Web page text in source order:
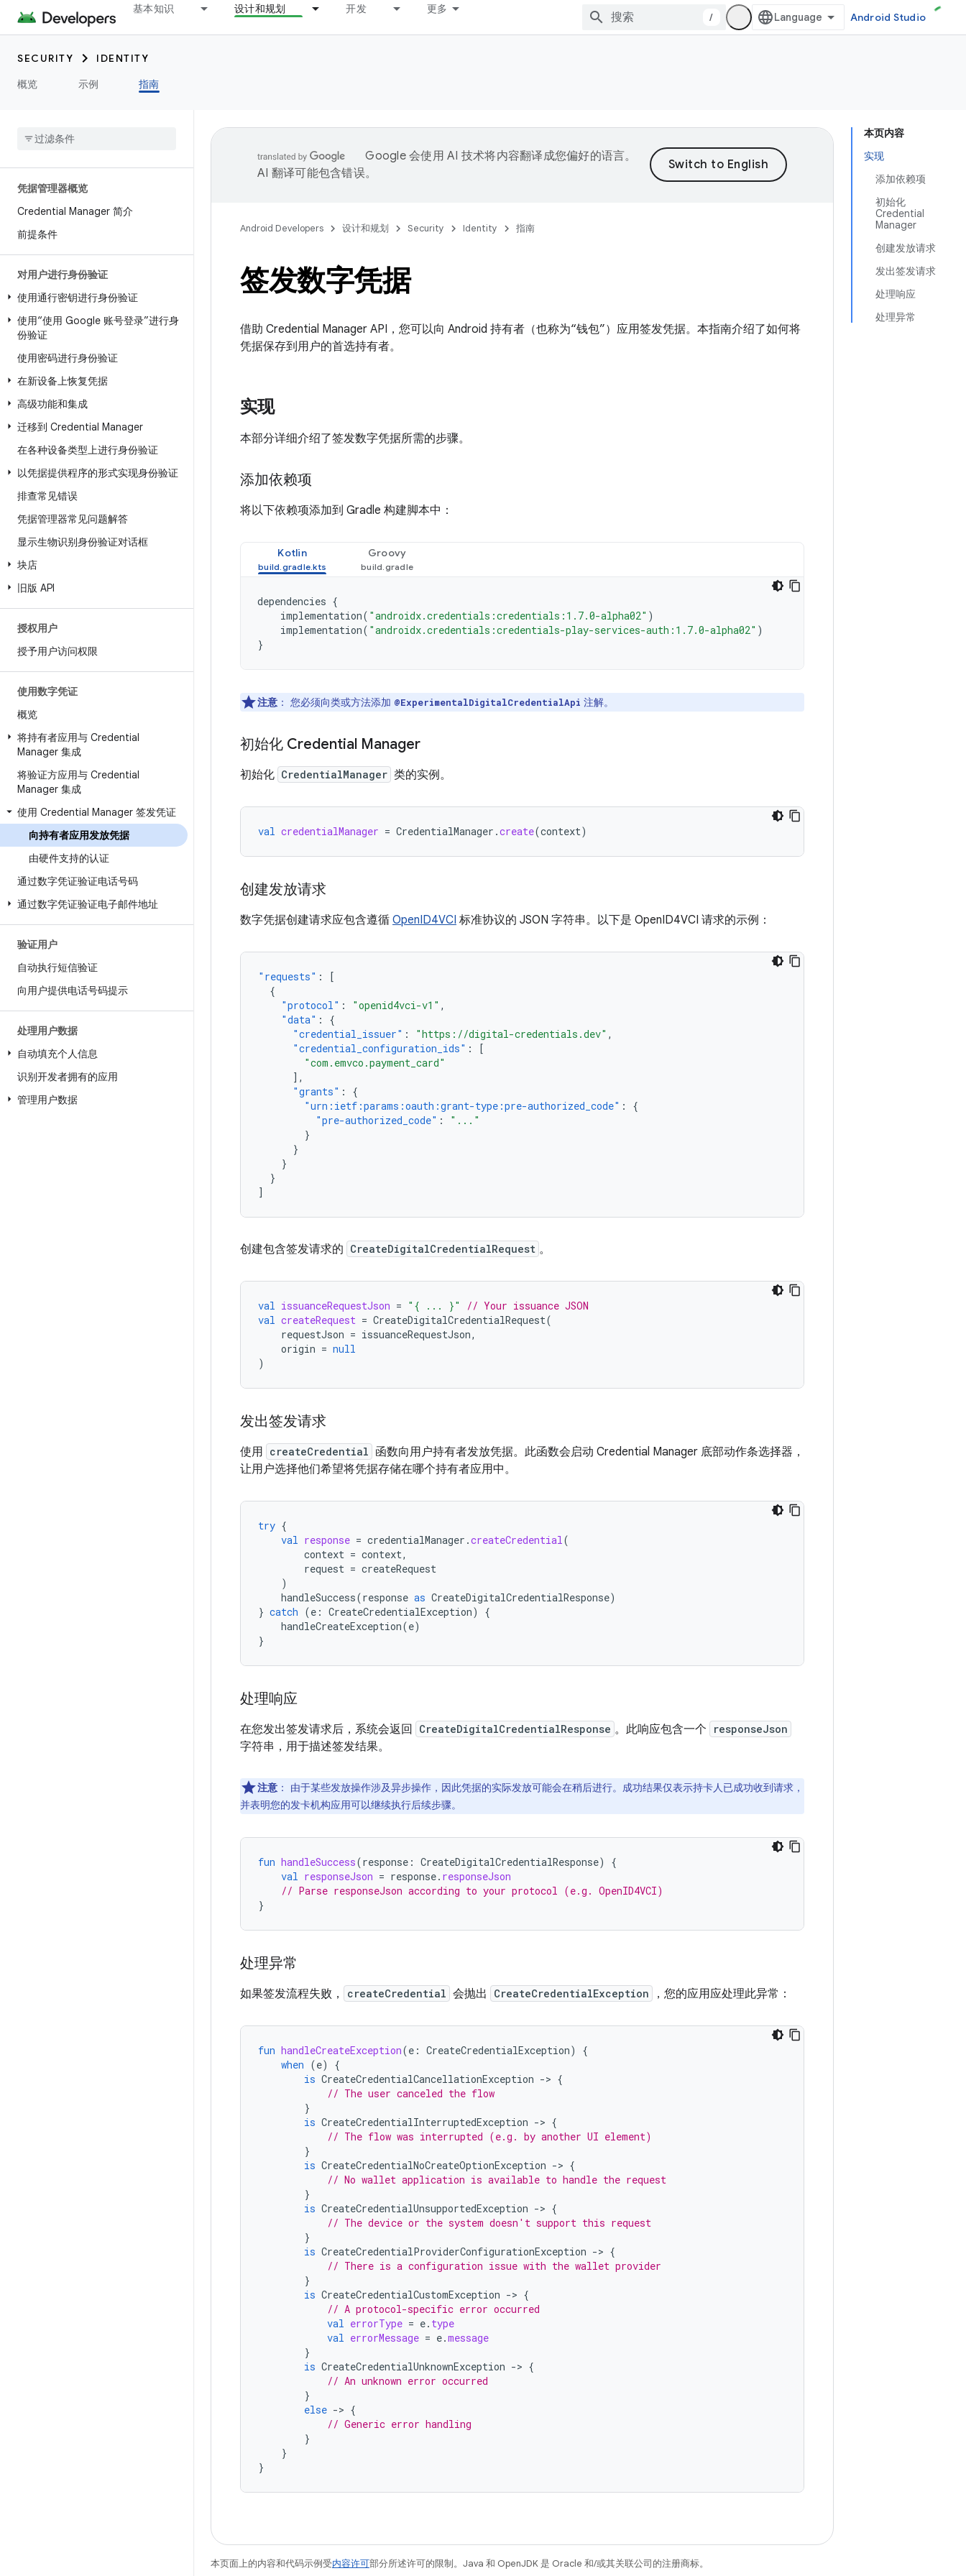
基本知识 设计和规划 开发 更多
/ Android Studio
SECURITY
IDENTITY
概览
示例 指南
凭据管理器概览
Credential Manager 简介
前提条件
对用户进行身份验证
使用通行密钥进行身份验证
使用“使用 Google 账号登录”进行身
份验证
使用密码进行身份验证
在新设备上恢复凭据
高级功能和集成
迁移到 Credential Manager
在各种设备类型上进行身份验证
以凭据提供程序的形式实现身份验证
排查常见错误
凭据管理器常见问题解答
显示生物识别身份验证对话框
块店
旧版 API
授权用户
授予用户访问权限
使用数字凭证
概览
将持有者应用与 Credential
Manager 集成
将验证方应用与 Credential
Manager 集成
使用 Credential Manager 签发凭证
向持有者应用发放凭据
由硬件支持的认证
通过数字凭证验证电话号码
通过数字凭证验证电子邮件地址
验证用户
自动执行短信验证
向用户提供电话号码提示
处理用户数据
自动填充个人信息
识别开发者拥有的应用
管理用户数据
本页内容
实现
添加依赖项
初始化
Credential
Manager
创建发放请求
发出签发请求
处理响应
处理异常
Google 会使用 AI 技术将内容翻译成您偏好的语言。
AI 翻译可能包含错误。
Android Developers 设计和规划 Security Identity 指南
签发数字凭据
借助 Credential Manager API，您可以向 Android 持有者（也称为“钱包”）应用签发凭据。本指南介绍了如何将
凭据保存到用户的首选持有者。
实现
本部分详细介绍了签发数字凭据所需的步骤。
添加依赖项
将以下依赖项添加到 Gradle 构建脚本中：
Kotlin Groovy
dependencies {
implementation( "androidx.credentials:credentials:1.7.0-alpha02" )
implementation( "androidx.credentials:credentials-play-services-auth:1.7.0-alpha02" )
}
注意 ： 您必须向类或方法添加 @ExperimentalDigitalCredentialApi 注解。
初始化 Credential Manager
初始化 CredentialManager 类的实例。
val credentialManager = CredentialManager .create(context)
创建发放请求
数字凭据创建请求应包含遵循 OpenID4VCI 标准协议的 JSON 字符串。以下是 OpenID4VCI 请求的示例：
"requests" :
[
{
"protocol" : "openid4vci-v1" ,
"data" :
{
"credential_issuer" : "https://digital-credentials.dev" ,
"credential_configuration_ids" :
[
"com.emvco.payment_card"
],
"grants" :
{
"urn:ietf:params:oauth:grant-type:pre-authorized_code" :
{
"pre-authorized_code" :
"..."
}
}
}
}
]
创建包含签发请求的 CreateDigitalCredentialRequest 。
val issuanceRequestJson = "{ ... }"
// Your issuance JSON
val createRequest = CreateDigitalCredentialRequest(
requestJson = issuanceRequestJson,
origin = null
)
发出签发请求
使用 createCredential 函数向用户持有者发放凭据。此函数会启动 Credential Manager 底部动作条选择器，
让用户选择他们希望将凭据存储在哪个持有者应用中。
try {
val response = credentialManager .createCredential(
context = context,
request = createRequest
)
handleSuccess(response as CreateDigitalCredentialResponse)
} catch (e : CreateCredentialException)
{
handleCreateException(e)
}
处理响应
在您发出签发请求后，系统会返回 CreateDigitalCredentialResponse 。此响应包含一个 responseJson
字符串，用于描述签发结果。
注意 ：
由于某些发放操作涉及异步操作，因此凭据的实际发放可能会在稍后进行。成功结果仅表示持卡人已成功收到请求，
并表明您的发卡机构应用可以继续执行后续步骤。
fun handleSuccess(response : CreateDigitalCredentialResponse)
{
val responseJson = response. responseJson
// Parse responseJson according to your protocol (e.g. OpenID4VCI)
}
处理异常
如果签发流程失败， createCredential 会抛出 CreateCredentialException ，您的应用应处理此异常：
fun handleCreateException(e : CreateCredentialException)
{
when (e)
{
is CreateCredentialCancellationException -> {
// The user canceled the flow
}
is CreateCredentialInterruptedException -> {
// The flow was interrupted (e.g. by another UI element)
}
is CreateCredentialNoCreateOptionException -> {
// No wallet application is available to handle the request
}
is CreateCredentialUnsupportedException -> {
// The device or the system doesn't support this request
}
is CreateCredentialProviderConfigurationException -> {
// There is a configuration issue with the wallet provider
}
is CreateCredentialCustomException -> {
// A protocol-specific error occurred
val errorType = e. type
val errorMessage = e.message
}
is CreateCredentialUnknownException -> {
// An unknown error occurred
}
else -> {
// Generic error handling
}
}
}
本页面上的内容和代码示例受内容许可部分所述许可的限制。Java 和 OpenJDK 是 Oracle 和/或其关联公司的注册商标。